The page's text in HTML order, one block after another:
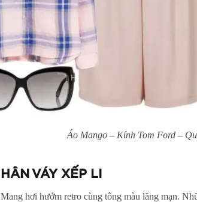
Áo Mango – Kính Tom Ford –
HÂN VÁY XẾP LI
Mang hơi hướm retro cùng tông màu lãng mạn.